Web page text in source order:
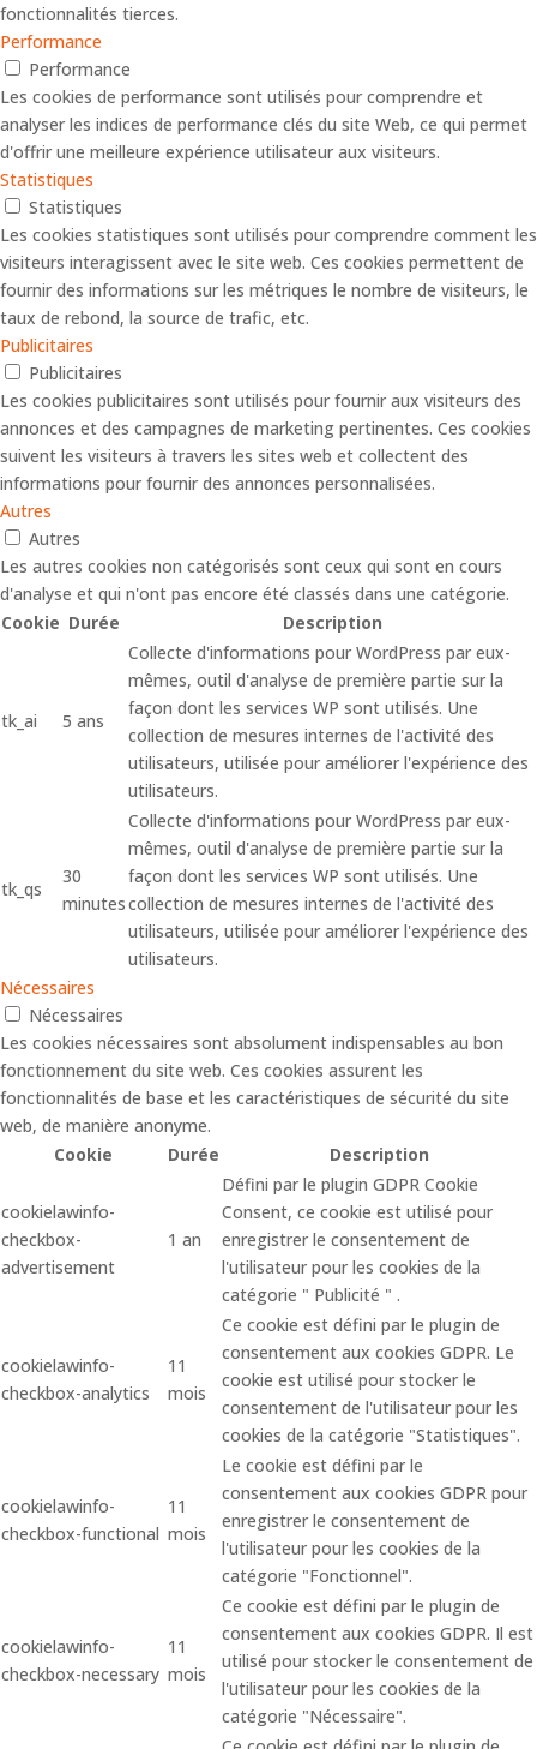
fonctionnalités tierces.
Performance
Performance
Les cookies de performance sont utilisés pour comprendre et
analyser les indices de performance clés du site Web, ce qui permet
d'offrir une meilleure expérience utilisateur aux visiteurs.
Statistiques
Statistiques
Les cookies statistiques sont utilisés pour comprendre comment les
visiteurs interagissent avec le site web. Ces cookies permettent de
fournir des informations sur les métriques le nombre de visiteurs, le
taux de rebond, la source de trafic, etc.
Publicitaires
Publicitaires
Les cookies publicitaires sont utilisés pour fournir aux visiteurs des
annonces et des campagnes de marketing pertinentes. Ces cookies
suivent les visiteurs à travers les sites web et collectent des
informations pour fournir des annonces personnalisées.
Autres
Autres
Les autres cookies non catégorisés sont ceux qui sont en cours
d'analyse et qui n'ont pas encore été classés dans une catégorie.
Cookie Durée Description
tk_ai 5 ans
Collecte d'informations pour WordPress par eux-
mêmes, outil d'analyse de première partie sur la
façon dont les services WP sont utilisés. Une
collection de mesures internes de l'activité des
utilisateurs, utilisée pour améliorer l'expérience des
utilisateurs.
tk_qs
30
minutes
Collecte d'informations pour WordPress par eux-
mêmes, outil d'analyse de première partie sur la
façon dont les services WP sont utilisés. Une
collection de mesures internes de l'activité des
utilisateurs, utilisée pour améliorer l'expérience des
utilisateurs.
Nécessaires
Nécessaires
Les cookies nécessaires sont absolument indispensables au bon
fonctionnement du site web. Ces cookies assurent les
fonctionnalités de base et les caractéristiques de sécurité du site
web, de manière anonyme.
Cookie
Durée Description
cookielawinfo-
checkbox-
advertisement
1 an
Défini par le plugin GDPR Cookie
Consent, ce cookie est utilisé pour
enregistrer le consentement de
l'utilisateur pour les cookies de la
catégorie " Publicité " .
cookielawinfo-
checkbox-analytics
11
mois
Ce cookie est défini par le plugin de
consentement aux cookies GDPR. Le
cookie est utilisé pour stocker le
consentement de l'utilisateur pour les
cookies de la catégorie "Statistiques".
cookielawinfo-
checkbox-functional
11
mois
Le cookie est défini par le
consentement aux cookies GDPR pour
enregistrer le consentement de
l'utilisateur pour les cookies de la
catégorie "Fonctionnel".
cookielawinfo-
checkbox-necessary
11
mois
Ce cookie est défini par le plugin de
consentement aux cookies GDPR. Il est
utilisé pour stocker le consentement de
l'utilisateur pour les cookies de la
catégorie "Nécessaire".